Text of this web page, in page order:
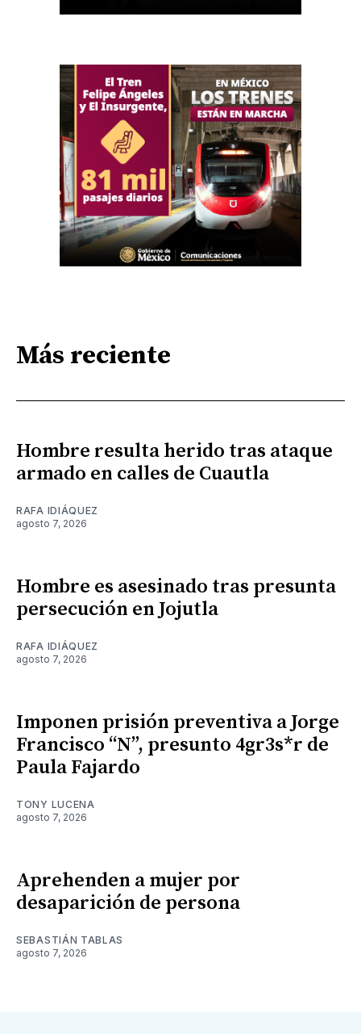
Más reciente
Hombre resulta herido tras ataque
armado en calles de Cuautla
RAFA IDIÁQUEZ
agosto 7, 2026
Hombre es asesinado tras presunta
persecución en Jojutla
RAFA IDIÁQUEZ
agosto 7, 2026
Imponen prisión preventiva a Jorge
Francisco “N”, presunto 4gr3s*r de
Paula Fajardo
TONY LUCENA
agosto 7, 2026
Aprehenden a mujer por
desaparición de persona
SEBASTIÁN TABLAS
agosto 7, 2026